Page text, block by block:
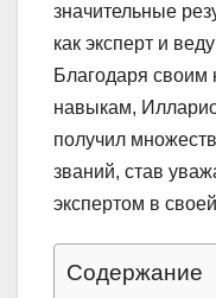
значительные
как эксперт и
Благодаря
навыкам,
получил
званий, став
экспертом в
Содержание